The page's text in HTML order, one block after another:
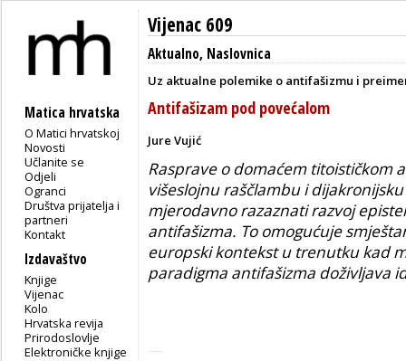
Matica hrvatska
O Matici hrvatskoj
Novosti
Učlanite se
Odjeli
Ogranci
Društva prijatelja i
partneri
Kontakt
Izdavaštvo
Knjige
Vijenac
Kolo
Hrvatska revija
Prirodoslovlje
Elektroničke knjige
Vijenac 609
Aktualno, Naslovnica
Uz aktualne polemike o antifašizmu i
Antifašizam pod povećalom
Jure Vujić
Rasprave o domaćem titoističkom
višeslojnu raščlambu i
mjerodavno razaznati razvoj
antifašizma. To omogućuje
europski kontekst u trenutku kad
paradigma antifašizma doživljava